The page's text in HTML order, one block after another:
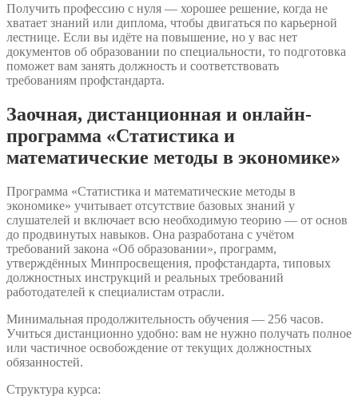
Получить профессию с нуля — хорошее решение, когда не
хватает знаний или диплома, чтобы двигаться по карьерной
лестнице. Если вы идёте на повышение, но у вас нет
документов об образовании по специальности, то подготовка
поможет вам занять должность и соответствовать
требованиям профстандарта.
Заочная, дистанционная и онлайн-
программа «Статистика и
математические методы в экономике»
Программа «Статистика и математические методы в
экономике» учитывает отсутствие базовых знаний у
слушателей и включает всю необходимую теорию — от основ
до продвинутых навыков. Она разработана с учётом
требований закона «Об образовании», программ,
утверждённых Минпросвещения, профстандарта, типовых
должностных инструкций и реальных требований
работодателей к специалистам отрасли.
Минимальная продолжительность обучения — 256 часов.
Учиться дистанционно удобно: вам не нужно получать полное
или частичное освобождение от текущих должностных
обязанностей.
Структура курса: